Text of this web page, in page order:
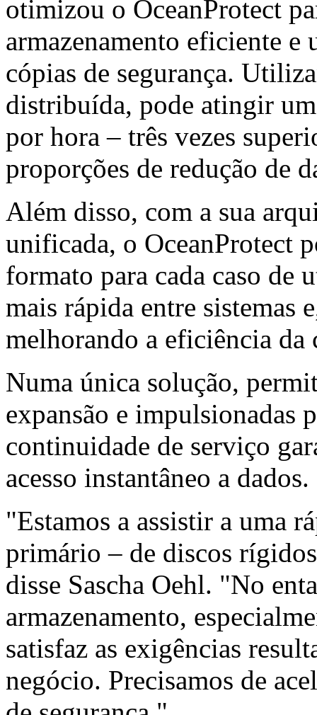
otimizou o OceanProtect
armazenamento eficiente e
cópias de segurança.
distribuída, pode atingir
por hora – três vezes
proporções de redução de
Além disso, com a sua
unificada, o OceanProtect
formato para cada caso de
mais rápida entre sistemas
melhorando a eficiência
Numa única solução,
expansão e impulsionadas
continuidade de serviço
acesso instantâneo a dados.
"Estamos a assistir a uma
primário – de discos
disse Sascha Oehl. "No
armazenamento,
satisfaz as exigências
negócio. Precisamos de